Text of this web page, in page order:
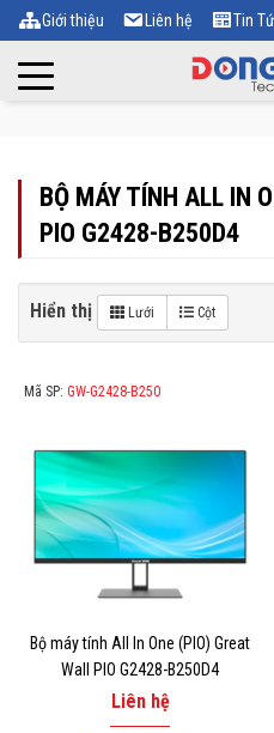
Giới thiệu Liên hệ Tin
BỘ MÁY TÍNH ALL IN
PIO G2428-B250D4
Hiển thị Lưới Cột
Mã SP: GW-G2428-B250
Bộ máy tính All In One (PIO) Great
Wall PIO G2428-B250D4
Liên hệ